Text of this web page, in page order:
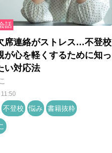
話
席連絡がストレス…不登校
が心を軽くするために知っ
い対応法
不登校 悩み 書籍抜粋